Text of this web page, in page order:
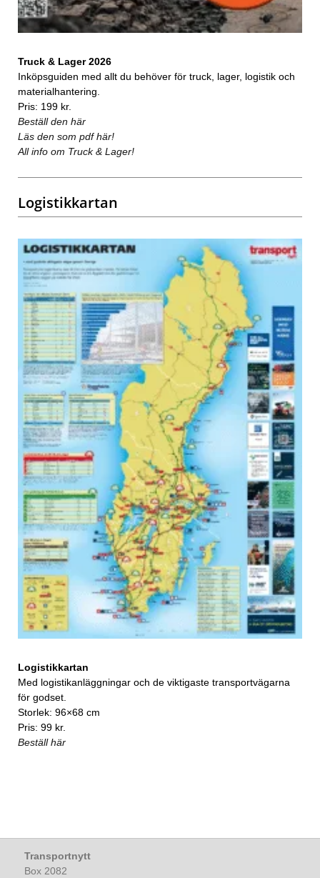
Truck & Lager 2026
Inköpsguiden med allt du behöver för truck, lager, logistik och
materialhantering.
Pris: 199 kr.
Beställ den här
Läs den som pdf här!
All info om Truck & Lager!
Logistikkartan
Logistikkartan
Med logistikanläggningar och de viktigaste transportvägarna
för godset.
Storlek: 96×68 cm
Pris: 99 kr.
Beställ här
Transportnytt
Box 2082